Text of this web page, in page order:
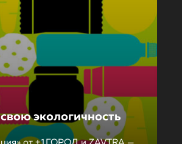
экологичность